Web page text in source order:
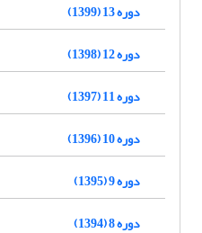
دوره 13 (1399)
دوره 12 (1398)
دوره 11 (1397)
دوره 10 (1396)
دوره 9 (1395)
دوره 8 (1394)